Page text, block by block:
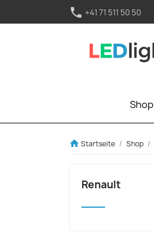
phone +41 71 511 50 50
Shop
home Startseite Shop
Renault